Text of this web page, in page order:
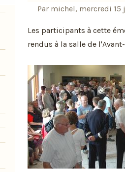
Par michel, mercredi 15
Les participants à cette
rendus à la salle de